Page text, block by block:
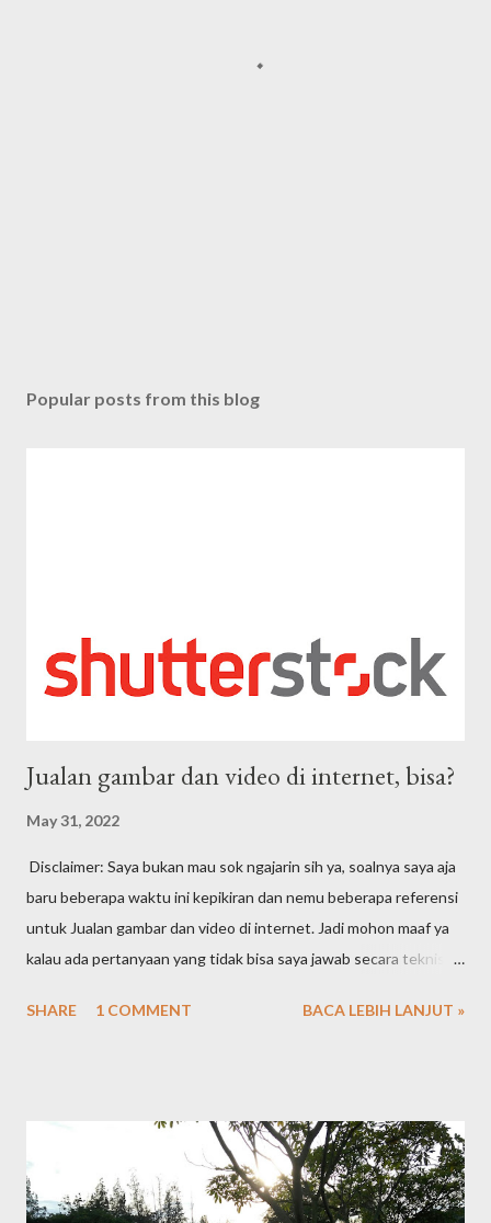
Popular posts from this blog
Jualan gambar dan video di internet, bisa?
May 31, 2022
Disclaimer: Saya bukan mau sok ngajarin sih ya, soalnya saya aja
baru beberapa waktu ini kepikiran dan nemu beberapa referensi
untuk Jualan gambar dan video di internet. Jadi mohon maaf ya
kalau ada pertanyaan yang tidak bisa saya jawab secara teknis
ternyata memori di handphone itu kok cepat banget habisnya.
nya yang full. Alhasil mulailah ngorek-ngorek file lama yang mana
tau bisa dibuang untuk menghemat space harddisk. Diliatin satu
per satu gambar sama video lama, pengen dihapus sayang tapi
SHARE 1 COMMENT BACA LEBIH LANJUT »